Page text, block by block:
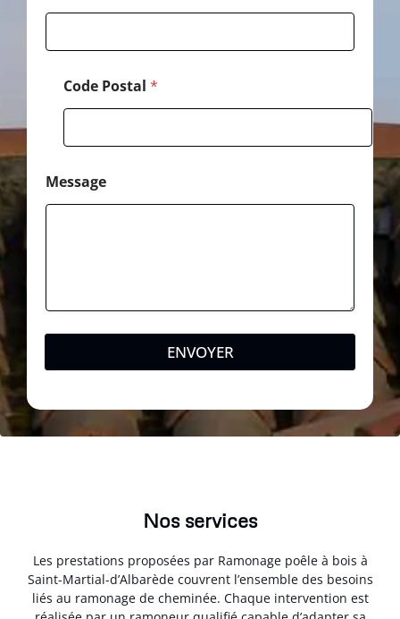
Code Postal *
Message
ENVOYER
Nos services
Les prestations proposées par Ramonage poêle à bois à
Saint-Martial-d’Albarède couvrent l’ensemble des besoins
liés au ramonage de cheminée. Chaque intervention est